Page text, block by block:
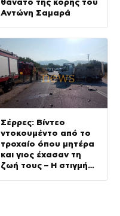
θάνατο της κόρης του
Αντώνη Σαμαρά
Σέρρες: Βίντεο
ντοκουμέντο από το
τροχαίο όπου μητέρα
και γιος έχασαν τη
ζωή τους – Η στιγμή